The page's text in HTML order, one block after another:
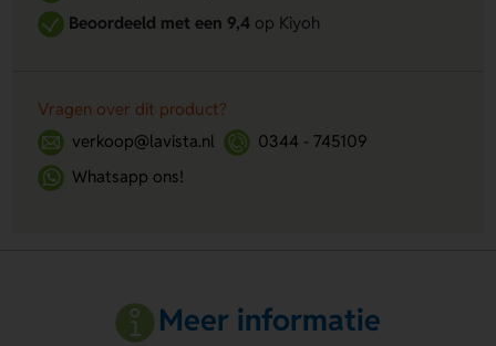
Beoordeeld met een 9,4op Kiyoh
Vragen over dit product?
verkoop@lavista.nl
0344 - 745109
Whatsapp ons!
Meer informatie